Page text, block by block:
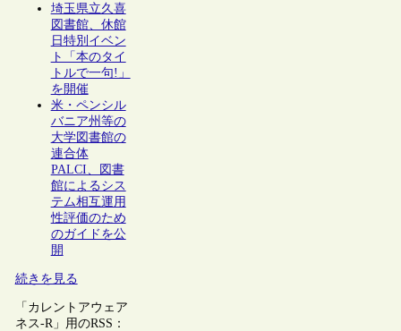
埼玉県立久喜
図書館、休館
日特別イベン
ト「本のタイ
トルで一句!」
を開催
米・ペンシル
バニア州等の
大学図書館の
連合体
PALCI、図書
館によるシス
テム相互運用
性評価のため
のガイドを公
開
続きを見る
「カレントアウェア
ネス-R」用のRSS：